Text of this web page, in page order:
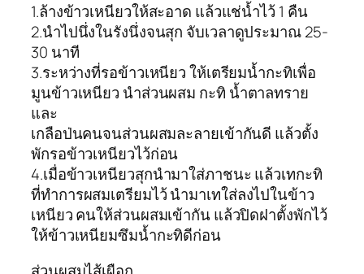
1.ล้างข้าวเหนียวให้สะอาด แล้วแช่น้ำไว้ 1 คืน
2.นำไปนึ่งในรังนึ่งจนสุก จับเวลาดูประมาณ 25-
30 นาที
3.ระหว่างที่รอข้าวเหนียว ให้เตรียมน้ำกะทิเพื่อ
มูนข้าวเหนียว นำส่วนผสม กะทิ น้ำตาลทราย
และ
เกลือป่นคนจนส่วนผสมละลายเข้ากันดี แล้วตั้ง
พักรอข้าวเหนียวไว้ก่อน
4.เมื่อข้าวเหนียวสุกนำมาใส่ภาชนะ แล้วเทกะทิ
ที่ทำการผสมเตรียมไว้ นำมาเทใส่ลงไปในข้าว
เหนียว คนให้ส่วนผสมเข้ากัน แล้วปิดฝาตั้งพักไว้
ให้ข้าวเหนียมซึมน้ำกะทิดีก่อน